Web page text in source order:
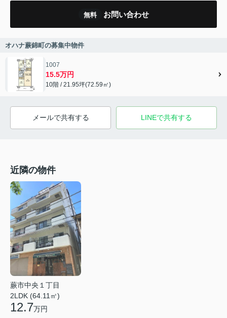
無料 お問い合わせ
オハナ蕨錦町の募集中物件
1007
15.5万円
10階 / 21.95坪(72.59㎡)
メールで共有する LINEで共有する
近隣の物件
蕨市中央１丁目
2LDK (64.11㎡)
12.7万円